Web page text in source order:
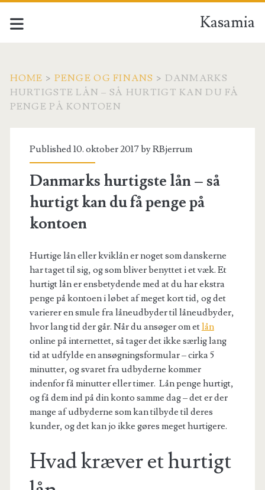
Kasamia
HOME > PENGE OG FINANS > DANMARKS
HURTIGSTE LÅN – SÅ HURTIGT KAN DU FÅ
PENGE PÅ KONTOEN
Published 10. oktober 2017 byRBjerrum
Danmarks hurtigste lån – så
hurtigt kan du få penge på
kontoen
Hurtige lån eller kviklån er noget som danskerne
har taget til sig, og som bliver benyttet i et væk. Et
hurtigt lån er ensbetydende med at du har ekstra
penge på kontoen i løbet af meget kort tid, og det
varierer en smule fra låneudbyder til låneudbyder,
hvor lang tid der går. Når du ansøger om etlån
online på internettet, så tager det ikke særlig lang
tid at udfylde en ansøgningsformular – cirka 5
minutter, og svaret fra udbyderne kommer
indenfor få minutter eller timer. Lån penge hurtigt,
og få dem ind på din konto samme dag – det er der
mange af udbyderne som kan tilbyde til deres
kunder, og det kan jo ikke gøres meget hurtigere.
Hvad kræver et hurtigt